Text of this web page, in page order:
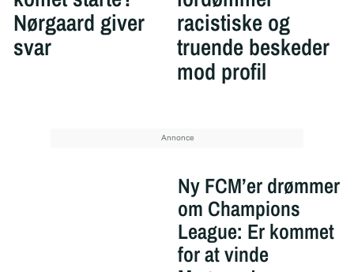
Nørgaard giver
svar
racistiske og
truende beskeder
mod profil
Ny FCM’er drømmer
om Champions
League: Er kommet
for at vinde